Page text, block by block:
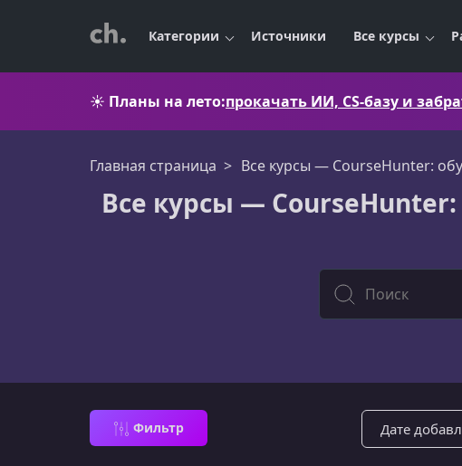
Категории Источники Все курсы
☀️ Планы на лето:прокачать ИИ, CS-базу и
Главная страница Все курсы — CourseHunter:
Все курсы —
Фильтр Сортировка по: